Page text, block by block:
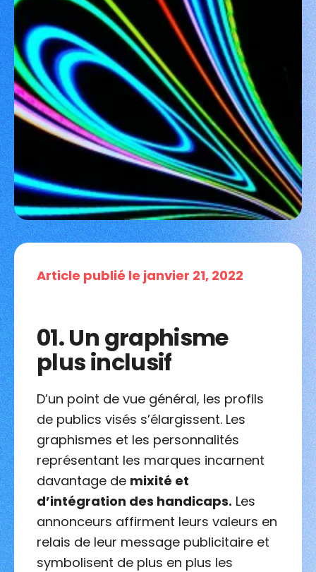
Article publié le janvier 21, 2022
01.Un graphisme
plus inclusif
D’un point de vue général, les profils
de publics visés s’élargissent. Les
graphismes et les personnalités
représentant les marques incarnent
davantage de mixité et
d’intégration des handicaps. Les
annonceurs affirment leurs valeurs en
relais de leur message publicitaire et
symbolisent de plus en plus les